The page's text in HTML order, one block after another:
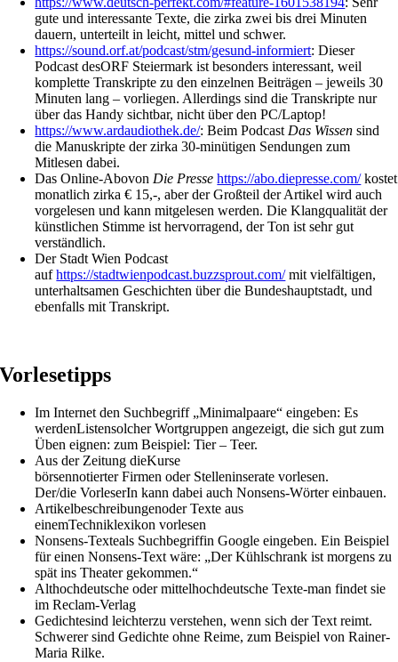
gute und interessante Texte, die zirka zwei bis drei Minuten
dauern, unterteilt in leicht, mittel und schwer.
https://sound.orf.at/podcast/stm/gesund-informiert: Dieser
Podcast desORF Steiermark ist besonders interessant, weil
komplette Transkripte zu den einzelnen Beiträgen – jeweils 30
Minuten lang – vorliegen. Allerdings sind die Transkripte nur
über das Handy sichtbar, nicht über den PC/Laptop!
https://www.ardaudiothek.de/: Beim PodcastDas Wissen sind
die Manuskripte der zirka 30-minütigen Sendungen zum
Mitlesen dabei.
Das Online-AbovonDie Presse https://abo.diepresse.com/kostet
monatlich zirka € 15,-, aber der Großteil der Artikel wird auch
vorgelesen und kann mitgelesen werden. Die Klangqualität der
künstlichen Stimme ist hervorragend, der Ton ist sehr gut
verständlich.
Der Stadt Wien Podcast
aufhttps://stadtwienpodcast.buzzsprout.com/mit vielfältigen,
unterhaltsamen Geschichten über die Bundeshauptstadt, und
ebenfalls mit Transkript.
Vorlesetipps
Im Internet den Suchbegriff „Minimalpaare“ eingeben: Es
werdenListensolcher Wortgruppen angezeigt, die sich gut zum
Üben eignen: zum Beispiel: Tier – Teer.
Aus der Zeitung dieKurse
börsennotierter Firmen oder Stelleninserate vorlesen.
Der/die VorleserIn kann dabei auch Nonsens-Wörter einbauen.
Artikelbeschreibungenoder Texte aus
einemTechniklexikon vorlesen
Nonsens-Texteals Suchbegriffin Google eingeben. Ein Beispiel
für einen Nonsens-Text wäre: „Der Kühlschrank ist morgens zu
spät ins Theater gekommen.“
Althochdeutsche oder mittelhochdeutsche Texte-man findet sie
im Reclam-Verlag
Gedichtesind leichterzu verstehen, wenn sich der Text reimt.
Schwerer sind Gedichte ohne Reime, zum Beispiel von Rainer-
Maria Rilke.